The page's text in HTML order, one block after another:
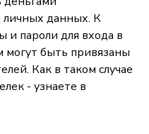
личных данных. К
и пароли для входа в
могут быть привязаны
Как в таком случае
- узнаете в